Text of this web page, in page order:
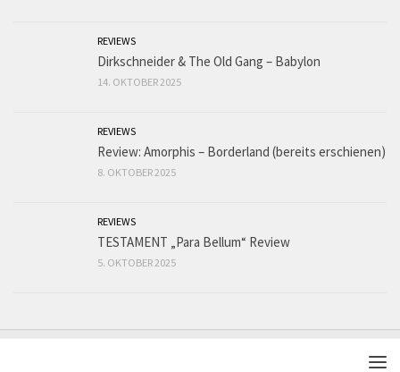
REVIEWS
Dirkschneider & The Old Gang – Babylon
14. OKTOBER 2025
REVIEWS
Review: Amorphis – Borderland (bereits erschienen)
8. OKTOBER 2025
REVIEWS
TESTAMENT „Para Bellum“ Review
5. OKTOBER 2025